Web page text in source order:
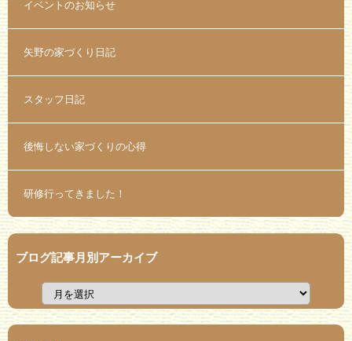
イベントのお知らせ
矢野の家づくり日記
スタッフ日記
後悔しない家づくりの心得
研修行ってきました！
ブログ記事月別アーカイブ